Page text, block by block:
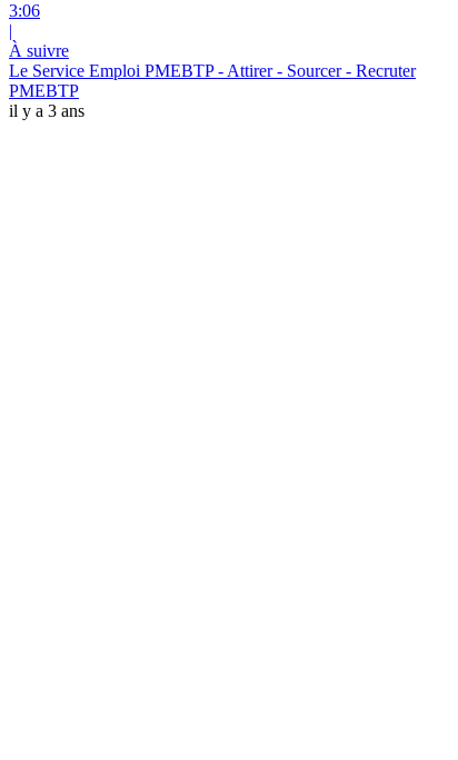
3:06
|
À suivre
Le Service Emploi PMEBTP - Attirer - Sourcer - Recruter
PMEBTP
il y a 3 ans